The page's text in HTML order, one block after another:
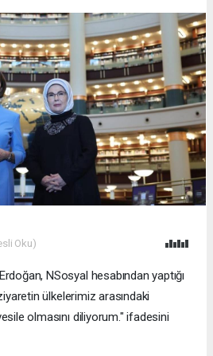
Oku)
NSosyal hesabından yaptığı
ülkelerimiz arasındaki
olmasını diliyorum." ifadesini